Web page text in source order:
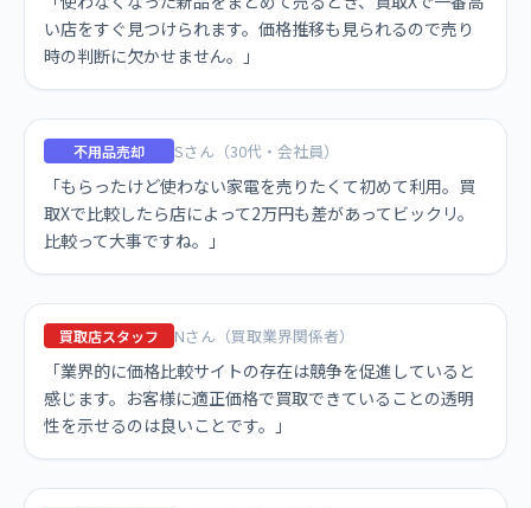
い店をすぐ見つけられます。価格推移も見られるので売り
時の判断に欠かせません。」
不用品売却 Sさん（30代・会社員）
「もらったけど使わない家電を売りたくて初めて利用。買
取Xで比較したら店によって2万円も差があってビックリ。
比較って大事ですね。」
買取店スタッフ Nさん（買取業界関係者）
「業界的に価格比較サイトの存在は競争を促進していると
感じます。お客様に適正価格で買取できていることの透明
性を示せるのは良いことです。」